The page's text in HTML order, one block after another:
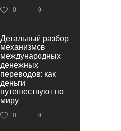
0 0
Детальный разбор
механизмов
международных
денежных
переводов: как
деньги
путешествуют по
миру
0 0